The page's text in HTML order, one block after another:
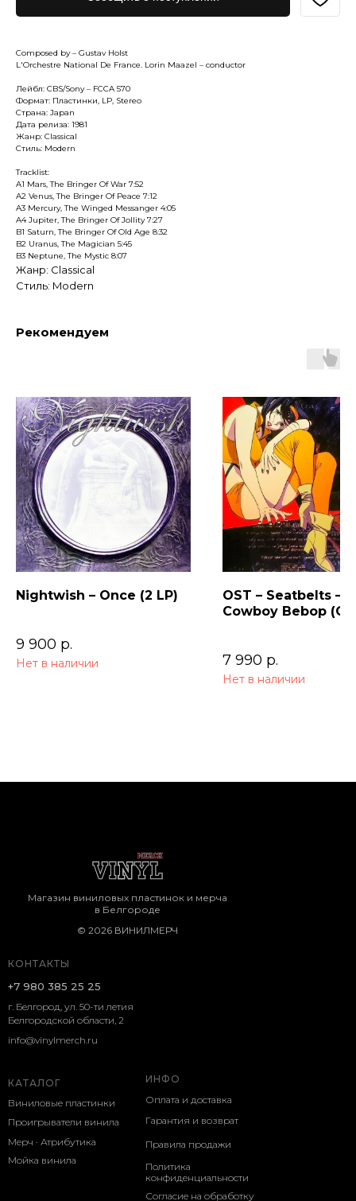
Composed by – Gustav Holst
L'Orchestre National De France. Lorin Maazel – conductor
Лейбл: CBS/Sony – FCCA 570
Формат: Пластинки, LP, Stereo
Страна: Japan
Дата релиза: 1981
Жанр: Classical
Стиль: Modern
Tracklist:
A1 Mars, The Bringer Of War 7:52
A2 Venus, The Bringer Of Peace 7:12
A3 Mercury, The Winged Messanger 4:05
A4 Jupiter, The Bringer Of Jollity 7:27
B1 Saturn, The Bringer Of Old Age 8:32
B2 Uranus, The Magician 5:45
B3 Neptune, The Mystic 8:07
Жанр: Classical
Стиль: Modern
Рекомендуем
Nightwish – Once (2 LP)
9 900 р.
Нет в наличии
OST – Seatbelts –
Cowboy Bebop
7 990 р.
Нет в наличии
КОНТАКТЫ
г. Белгород, ул. 50-ти летия
Белгородской области, 2
КАТАЛОГ
Виниловые пластинки
ИНФО
Оплата и доставка
+7 980 385 25 25
Магазин виниловых пластинок и мерча
в Белгороде
Проигрыватели винила
Мерч · Атрибутика
Мойка винила
Гарантия и возврат
Политика
конфиденциальности
Согласие на обработку
Правила продажи
© 2026 ВИНИЛМЕРЧ
info@vinylmerch.ru